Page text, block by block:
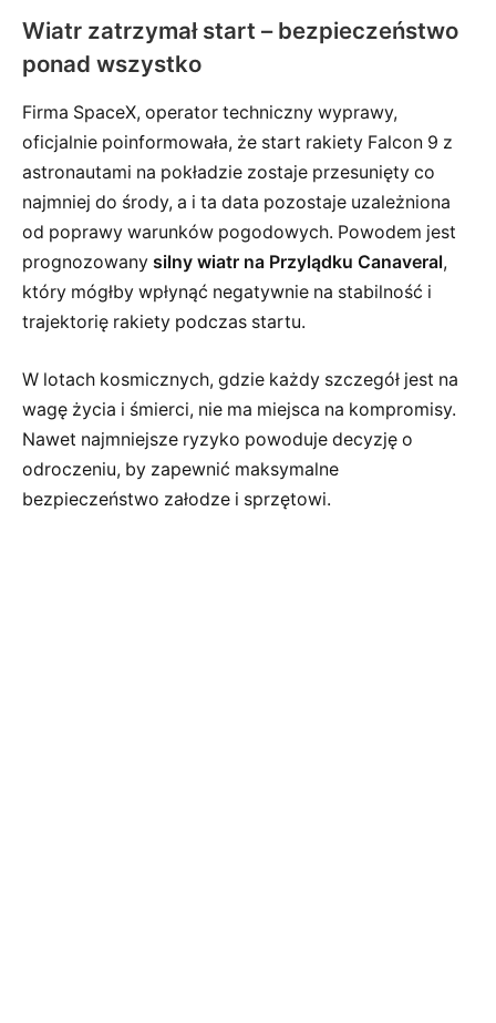
Wiatr zatrzymał start – bezpieczeństwo
ponad wszystko
Firma SpaceX, operator techniczny wyprawy,
oficjalnie poinformowała, że start rakiety Falcon 9 z
astronautami na pokładzie zostaje przesunięty co
najmniej do środy, a i ta data pozostaje uzależniona
od poprawy warunków pogodowych. Powodem jest
prognozowany silny wiatr na Przylądku Canaveral,
który mógłby wpłynąć negatywnie na stabilność i
trajektorię rakiety podczas startu.
W lotach kosmicznych, gdzie każdy szczegół jest na
wagę życia i śmierci, nie ma miejsca na kompromisy.
Nawet najmniejsze ryzyko powoduje decyzję o
odroczeniu, by zapewnić maksymalne
bezpieczeństwo załodze i sprzętowi.